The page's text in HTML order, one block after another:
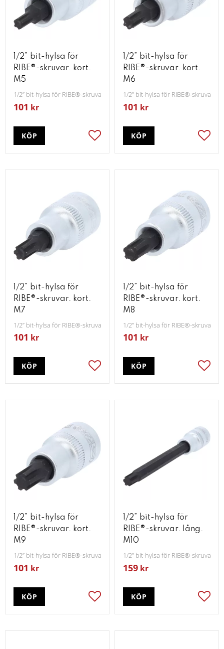
1/2” bit-hylsa för
RIBE®-skruvar. kort.
M5
1/2” bit-hylsa för RIBE®-skruvar. kort. M5
101 kr
Lägg till i favoriter
KÖP
1/2” bit-hylsa för
RIBE®-skruvar. kort.
M6
1/2” bit-hylsa för RIBE®-skruvar.
101 kr
KÖP
1/2” bit-hylsa för
RIBE®-skruvar. kort.
M7
1/2” bit-hylsa för RIBE®-skruvar. kort. M7
101 kr
Lägg till i favoriter
KÖP
1/2” bit-hylsa för
RIBE®-skruvar. kort.
M8
1/2” bit-hylsa för RIBE®-skruvar.
101 kr
KÖP
1/2” bit-hylsa för
RIBE®-skruvar. kort.
M9
1/2” bit-hylsa för RIBE®-skruvar. kort. M9
101 kr
Lägg till i favoriter
KÖP
1/2” bit-hylsa för
RIBE®-skruvar. lång.
M10
1/2” bit-hylsa för RIBE®-skruvar.
159 kr
KÖP